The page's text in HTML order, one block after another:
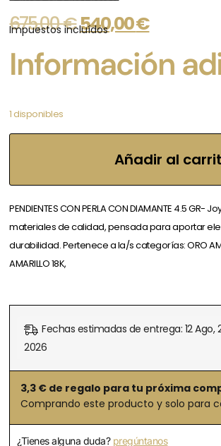
675,00€540,00€
Impuestos incluídos
Información
1 disponibles
Añadir al
PENDIENTES CON PERLA CON DIAMANTE 4.5
materiales de calidad, pensada para aportar
durabilidad. Pertenece a la/s categorías: ORO
AMARILLO 18K,
Fechas estimadas de entrega: 12 Ago,
2026
3,3 € de regalo para tu próxima
Comprando este producto y solo para
¿Tienes alguna duda? pregúntanos